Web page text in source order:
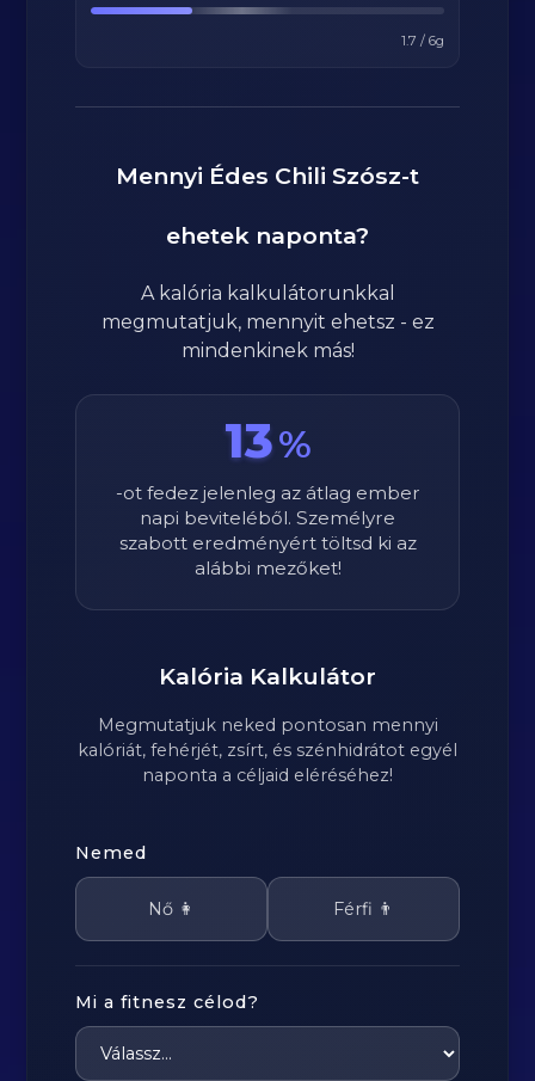
1.7 / 6g
Mennyi Édes Chili Szósz-t
ehetek naponta?
A kalória kalkulátorunkkal
megmutatjuk, mennyit ehetsz - ez
mindenkinek más!
13%
-ot fedez jelenleg az átlag ember
napi beviteléből. Személyre
szabott eredményért töltsd ki az
alábbi mezőket!
Kalória Kalkulátor
Megmutatjuk neked pontosan mennyi
kalóriát, fehérjét, zsírt, és szénhidrátot egyél
naponta a céljaid eléréséhez!
Nemed
Nő 👩 Férfi 👨
Mi a fitnesz célod?